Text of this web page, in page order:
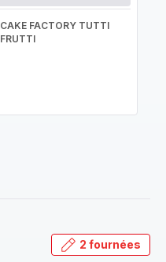
CAKE FACTORY TUTTI
FRUTTI
2 fournées